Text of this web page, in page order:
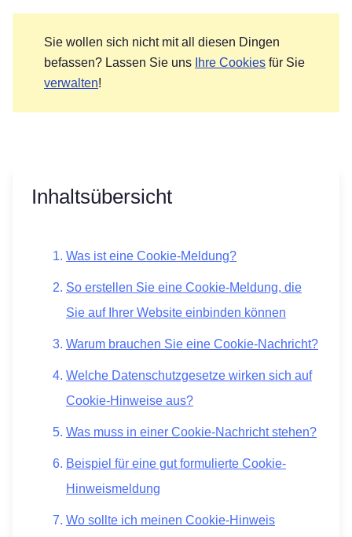
Sie wollen sich nicht mit all diesen Dingen
befassen? Lassen Sie uns Ihre Cookies für Sie
verwalten!
Inhaltsübersicht
Was ist eine Cookie-Meldung?
So erstellen Sie eine Cookie-Meldung, die
Sie auf Ihrer Website einbinden können
Warum brauchen Sie eine Cookie-Nachricht?
Welche Datenschutzgesetze wirken sich auf
Cookie-Hinweise aus?
Was muss in einer Cookie-Nachricht stehen?
Beispiel für eine gut formulierte Cookie-
Hinweismeldung
Wo sollte ich meinen Cookie-Hinweis